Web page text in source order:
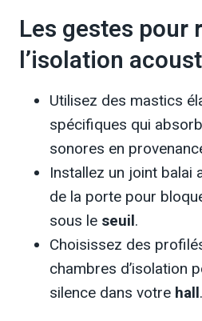
Les gestes pour
l’isolation
Utilisez des mastics
spécifiques qui
sonores en
Installez un joint balai
de la porte pour
sous le seuil.
Choisissez des
chambres d’isolation
silence dans votre hall.